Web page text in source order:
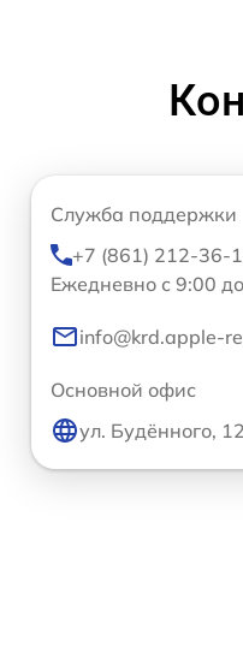
Служба поддержки
+7 (861) 212-36-
Ежедневно с 9:00
info@krd.apple-
Основной офис
ул. Будённого,